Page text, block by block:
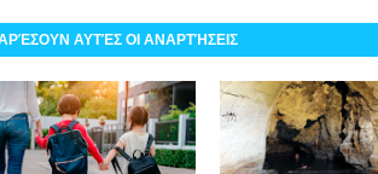
ΑΥΤΈΣ ΟΙ ΑΝΑΡΤΉΣΕΙΣ